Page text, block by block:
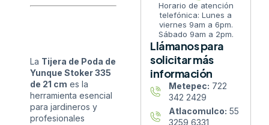
La Tijera de Poda de
Yunque Stoker 335
de 21 cm es la
herramienta esencial
para jardineros y
profesionales
Horario de atención
telefónica: Lunes a
viernes 9am a 6pm.
Sábado 9am a 2pm.
Llámanos para
solicitar más
información
Metepec: 722
342 2429
Atlacomulco: 55
3259 6331